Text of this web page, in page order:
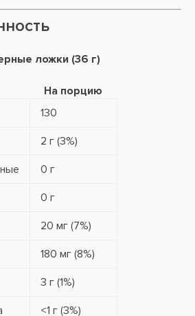
ложки (36 г)
На порцию
130
2 г (3%)
0 г
0 г
20 мг (7%)
180 мг (8%)
3 г (1%)
<1 г (3%)